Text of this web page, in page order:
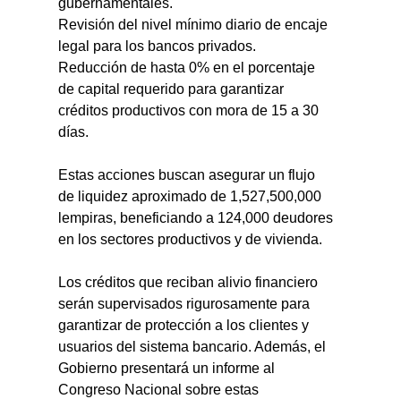
gubernamentales.
Revisión del nivel mínimo diario de encaje
legal para los bancos privados.
Reducción de hasta 0% en el porcentaje
de capital requerido para garantizar
créditos productivos con mora de 15 a 30
días.
Estas acciones buscan asegurar un flujo
de liquidez aproximado de 1,527,500,000
lempiras, beneficiando a 124,000 deudores
en los sectores productivos y de vivienda.
Los créditos que reciban alivio financiero
serán supervisados ​​rigurosamente para
garantizar de protección a los clientes y
usuarios del sistema bancario. Además, el
Gobierno presentará un informe al
Congreso Nacional sobre estas